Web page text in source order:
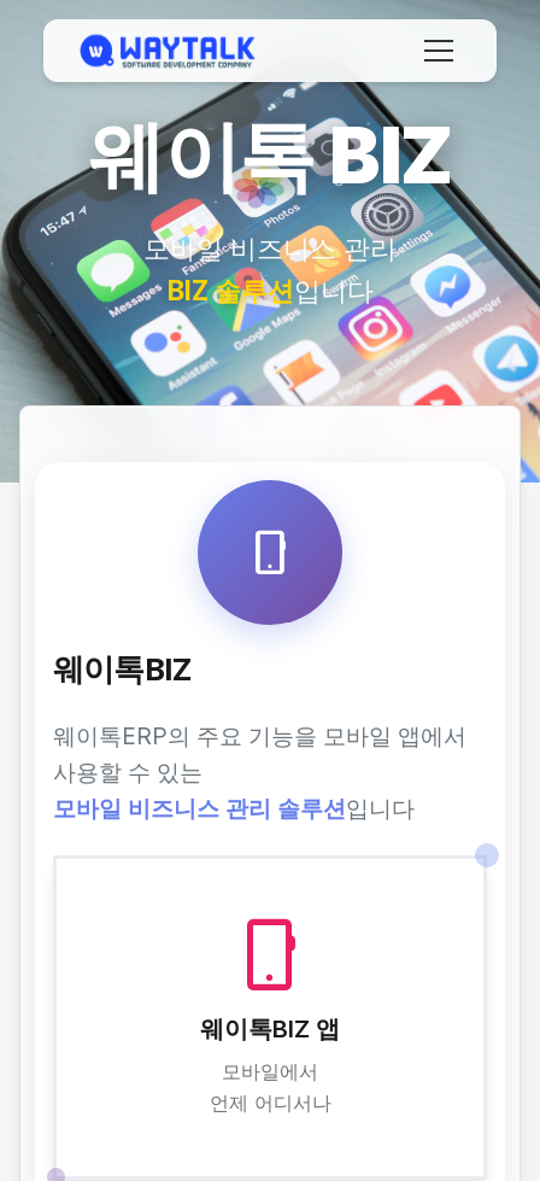
웨이톡 BIZ
모바일 비즈니스 관리
BIZ 솔루션입니다
phone_android
웨이톡BIZ
웨이톡ERP의 주요 기능을 모바일 앱에서
사용할 수 있는
모바일 비즈니스 관리 솔루션입니다
phone_android
웨이톡BIZ 앱
모바일에서
언제 어디서나